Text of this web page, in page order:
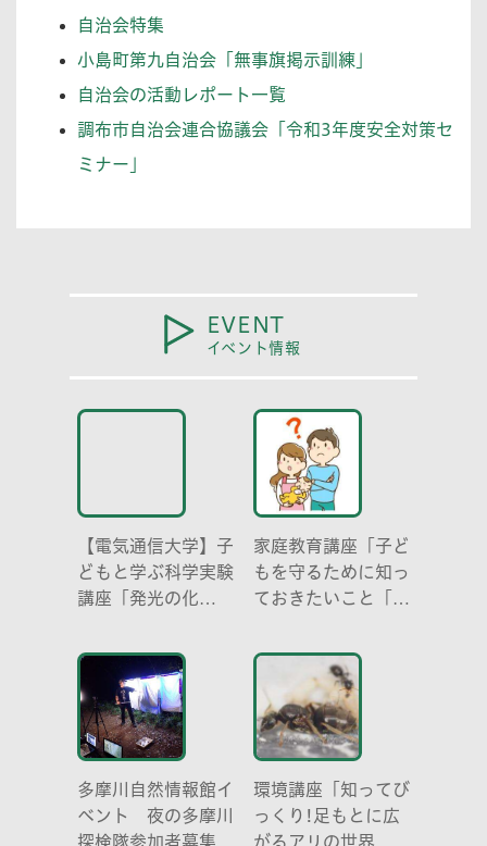
自治会特集
小島町第九自治会「無事旗掲示訓練」
自治会の活動レポート一覧
調布市自治会連合協議会「令和3年度安全対策セ
ミナー」
EVENT
イベント情報
【電気通信大学】子
どもと学ぶ科学実験
講座「発光の化
い光-」
家庭教育講座「子ど
もを守るために知っ
ておきたいこと「プ
どう伝える? (幼児
多摩川自然情報館イ
ベント 夜の多摩川
探検隊参加者募集
環境講座「知ってび
っくり!足もとに広
がるアリの世界 ア